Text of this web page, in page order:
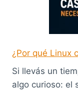
¿Por qué Linux
Si llevás un
algo curioso: el